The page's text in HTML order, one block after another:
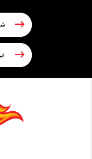
مدل پردازنده